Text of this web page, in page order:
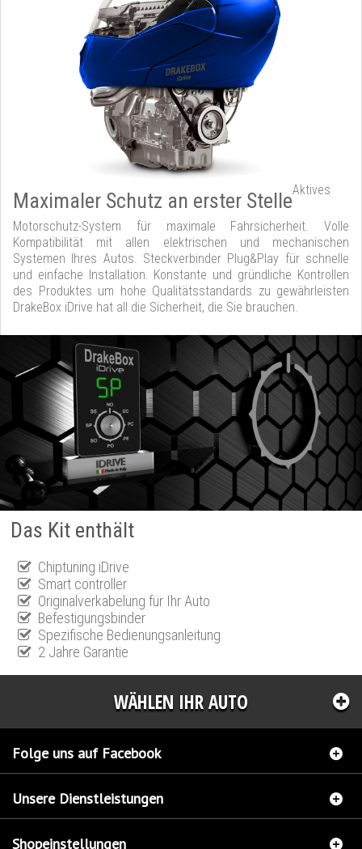
Maximaler Schutz an erster StelleAktives
Motorschutz-System für maximale Fahrsicherheit. Volle
Kompatibilität mit allen elektrischen und mechanischen
Systemen Ihres Autos. Steckverbinder Plug&Play für schnelle
und einfache Installation. Konstante und gründliche Kontrollen
des Produktes um hohe Qualitätsstandards zu gewährleisten
DrakeBox iDrive hat all die Sicherheit, die Sie brauchen.
Das Kit enthält
Chiptuning iDrive
Smart controller
Originalverkabelung für Ihr Auto
Befestigungsbinder
Spezifische Bedienungsanleitung
2 Jahre Garantie
WÄHLEN IHR AUTO
Folge uns auf Facebook
Unsere Dienstleistungen
Shopeinstellungen